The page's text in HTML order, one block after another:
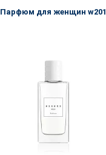
Парфюм для женщин w201